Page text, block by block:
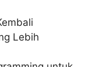
Lebih